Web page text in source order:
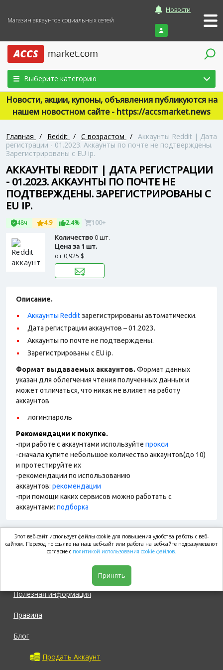
Магазин аккаунтов социальных сетей
Новости
Войти
Выберите категорию
Новости, акции, купоны, объявления публикуются на
нашем новостном сайте - https://accsmarket.news
Главная / Reddit / С возрастом / Аккаунты Reddit | Дата
регистрации - 01.2023. Аккаунты по почте не подтверждены.
Зарегистрированы с EU ip.
АККАУНТЫ REDDIT | ДАТА РЕГИСТРАЦИИ
- 01.2023. АККАУНТЫ ПО ПОЧТЕ НЕ
ПОДТВЕРЖДЕНЫ. ЗАРЕГИСТРИРОВАНЫ С
EU IP.
48ч 4.9 2.4% 100+
Количество0 шт.
Цена за 1 шт.
от0,925 $
Описание.
Аккаунты Redditзарегистрированы автоматически.
Дата регистрации аккаунтов – 01.2023.
Аккаунты по почте не подтверждены.
Зарегистрированы с EU ip.
Формат выдаваемых аккаунтов. Формат данных
указан для облегчения чтения полученных данных и
может отличаться, что никак не влияет на работу
аккаунтов
логин:пароль
Рекомендации к покупке.
-при работе с аккаунтами используйте прокси
-сначала купите небольшое количество аккаунтов(до 10)
и протестируйте их
-рекомендации по использованию
аккаунтов: рекомендации
-при помощи каких сервисов можно работать с
аккаунтами: подборка
market.com
Полезная информация
Правила
Блог
Продать Аккаунт
Этот веб-сайт использует файлы cookie для повышения удобства работы с веб-
сайтом. Переход по ссылке на наш веб-сайт или работа на веб-сайте подразумевают
согласие с политикой использования cookie файлов.
Принять